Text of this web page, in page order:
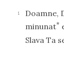
1
Doamne,
minunat*
Slava Ta